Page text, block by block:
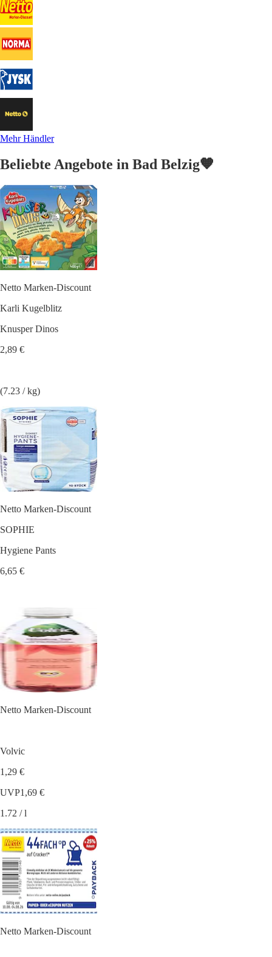
Mehr Händler
Beliebte Angebote in Bad Belzig🧡
Netto Marken-Discount
Karli Kugelblitz
Knusper Dinos
2,89 €
(7.23 / kg)
Netto Marken-Discount
SOPHIE
Hygiene Pants
6,65 €
Netto Marken-Discount
Volvic
1,29 €
UVP1,69 €
1.72 / l
Netto Marken-Discount